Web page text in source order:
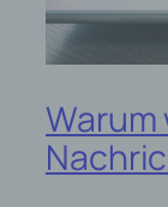
Warum